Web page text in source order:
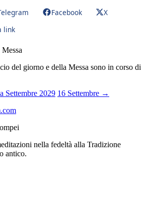
Facebook
X
link
del giorno e della Messa sono in corso di
Settembre 2029 16 Settembre →
nella fedeltà alla Tradizione
antico.